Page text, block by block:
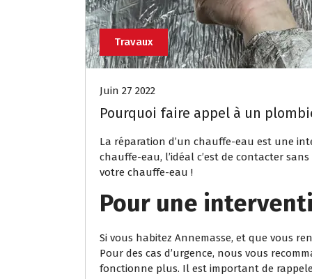
Travaux
Juin 27 2022
Pourquoi faire appel à un
La réparation d’un chauffe-eau est une
chauffe-eau, l’idéal c’est de contacter
votre chauffe-eau !
Pour une
Si vous habitez Annemasse, et que vous
Pour des cas d’urgence, nous vous
fonctionne plus. Il est important de